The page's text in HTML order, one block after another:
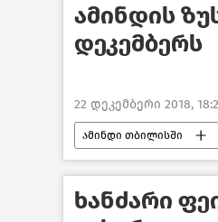
ამინდის
დეკემბერს
22 დეკემბერი 2018,
ამინდი თბილისში
ხანძარი